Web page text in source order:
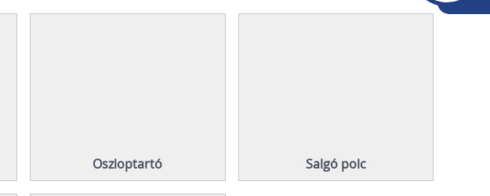
Oszloptartó Salgó polc